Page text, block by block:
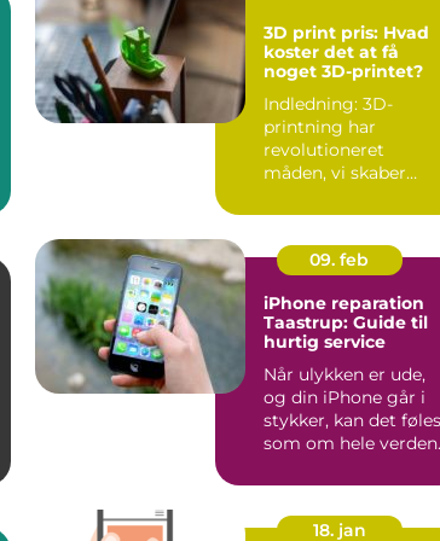
3D print pris: Hvad
koster det at få
noget 3D-printet?
Indledning: 3D-
printning har
revolutioneret
måden, vi skaber
reservedele og
unikke...
09. feb
iPhone reparation
Taastrup: Guide til
hurtig service
Når ulykken er ude,
og din iPhone går i
stykker, kan det føles
som om hele verden
18. jan